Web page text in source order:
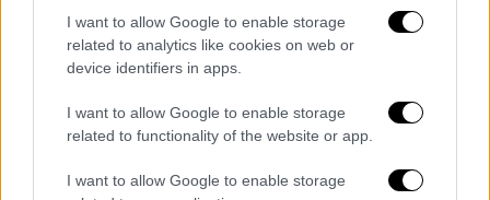
I want to allow Google to enable storage
related to analytics like cookies on web or
device identifiers in apps.
I want to allow Google to enable storage
related to functionality of the website or app.
I want to allow Google to enable storage